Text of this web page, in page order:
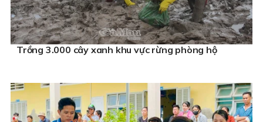
Trồng 3.000 cây xanh khu vực rừng phòng hộ